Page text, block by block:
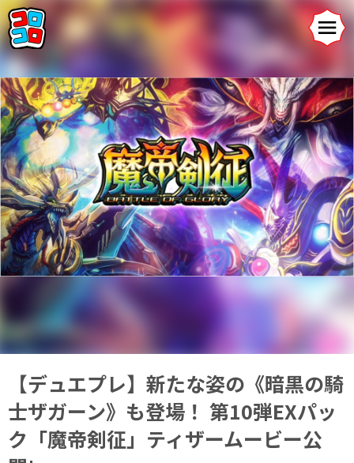
【デュエプレ】新たな姿の《暗黒の騎
士ザガーン》も登場！ 第10弾EXパッ
ク「魔帝剣征」ティザームービー公